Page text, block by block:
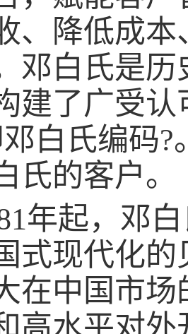
、降低成
邓白氏是
建了广受
白氏编码?
氏的客户。
年起，邓
式现代化
在中国市
高水平对